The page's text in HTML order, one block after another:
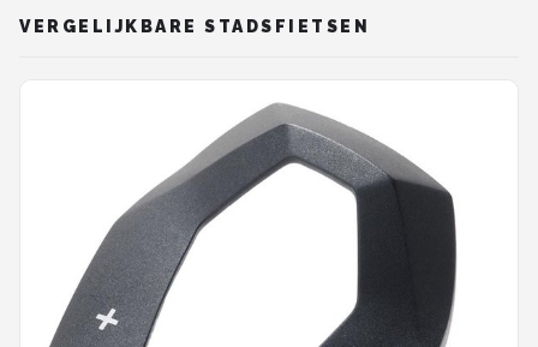
VERGELIJKBARE STADSFIETSEN